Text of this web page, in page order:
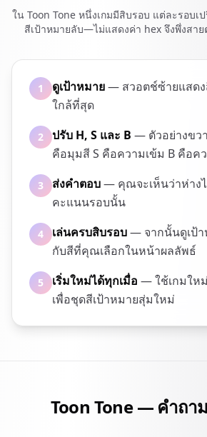
ใน Toon Tone หนึ่งเกมมีสิบรอบ แต่ละรอบเ
สีเป้าหมายลับ—ไม่แสดงค่า hex จึงพึ่งสาย
1 ดูเป้าหมาย— สวอตช์ซ้ายแสด
ใกล้ที่สุด
2 ปรับ H, S และ B — ตัวอย่างขว
คือมุมสี S คือความเข้ม B คือค
3 ส่งคำตอบ— คุณจะเห็นว่าห่าง
คะแนนรอบนั้น
4 เล่นครบสิบรอบ— จากนั้นดูเป้
กับสีที่คุณเลือกในหน้าผลลัพธ์
5 เริ่มใหม่ได้ทุกเมื่อ — ใช้เกมให
เพื่อชุดสีเป้าหมายสุ่มใหม่
Toon Tone — คำถา